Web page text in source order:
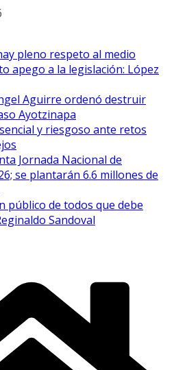
pleno respeto al medio
apego a la legislación: López
Aguirre ordenó destruir
Ayotzinapa
y riesgoso ante retos
Jornada Nacional de
se plantarán 6.6 millones de
público de todos que debe
Sandoval